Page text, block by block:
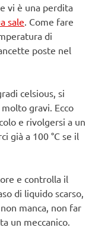
vi è una perdita
sale . Come fare
di
poste nel
celsious, si
gravi. Ecco
e rivolgersi a un
già a 100 °C se il
e controlla il
di liquido scarso,
manca, non far
un meccanico.